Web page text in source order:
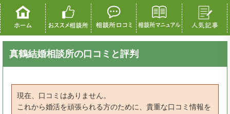
真鶴結婚相談所の口コミと評判
現在、口コミはありません。
これから婚活を頑張られる方のために、貴重な口コミ情報を